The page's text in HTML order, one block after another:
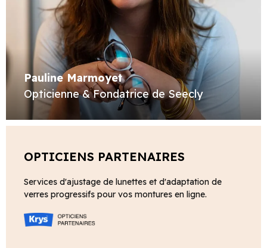
Pauline Marmoyet
Opticienne & Fondatrice de Seecly
OPTICIENS PARTENAIRES
Services d'ajustage de lunettes et d'adaptation de
verres progressifs pour vos montures en ligne.